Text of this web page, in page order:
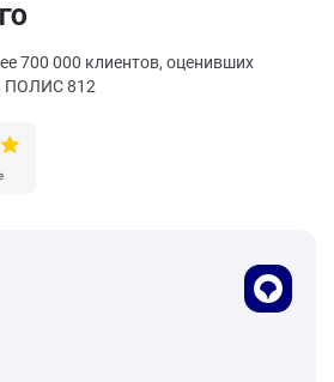
700 000 клиентов, оценивших
ПОЛИС 812